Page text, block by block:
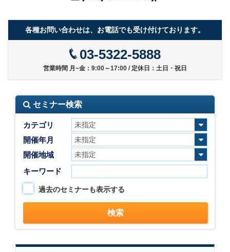
各種お問い合わせは、お電話でも受け付けております。
03-5322-5888
営業時間 月~金：9:00～17:00 / 定休日：土日・祝日
セミナー検索
カテゴリ
開催年月
開催地域
キーワード
過去のセミナーも表示する